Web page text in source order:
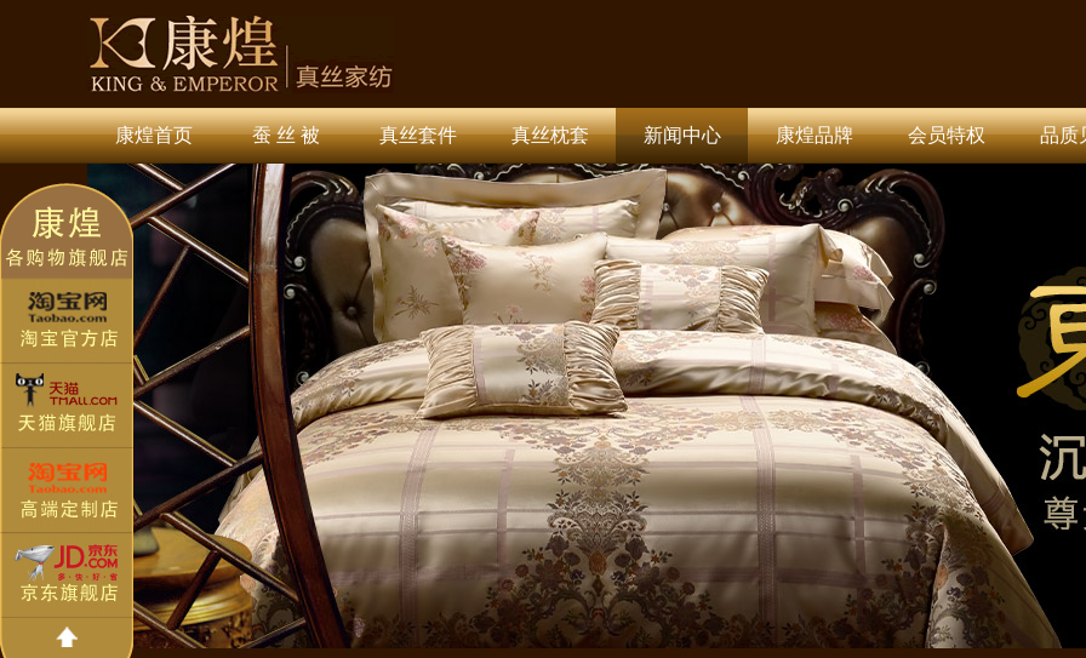
康煌首页 蚕 丝 被 真丝套件 真丝枕套 新闻中心 康煌品牌 会员特权 品质
康煌 双面真丝眼罩透气护肤 旅游..